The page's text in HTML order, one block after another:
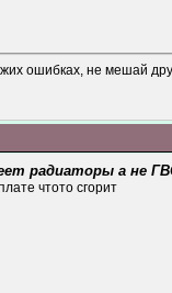
ошибках, не мешай
радиаторы а не
чтото сгорит